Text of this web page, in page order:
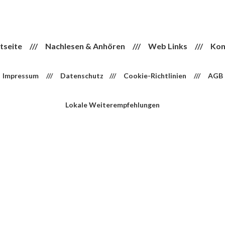
/// Nachlesen & Anhören /// Web Links ///
Impressum/// Datenschutz /// Cookie-Richtlinien /// AGB
Lokale Weiterempfehlungen